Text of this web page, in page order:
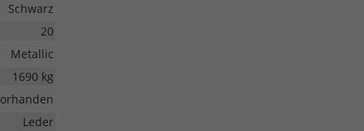
Schwarz
20
Metallic
1690 kg
Leder